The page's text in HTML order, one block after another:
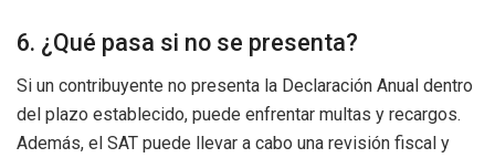
6. ¿Qué pasa si no se presenta?
Si un contribuyente no presenta la Declaración Anual dentro
del plazo establecido, puede enfrentar multas y recargos.
Además, el SAT puede llevar a cabo una revisión fiscal y